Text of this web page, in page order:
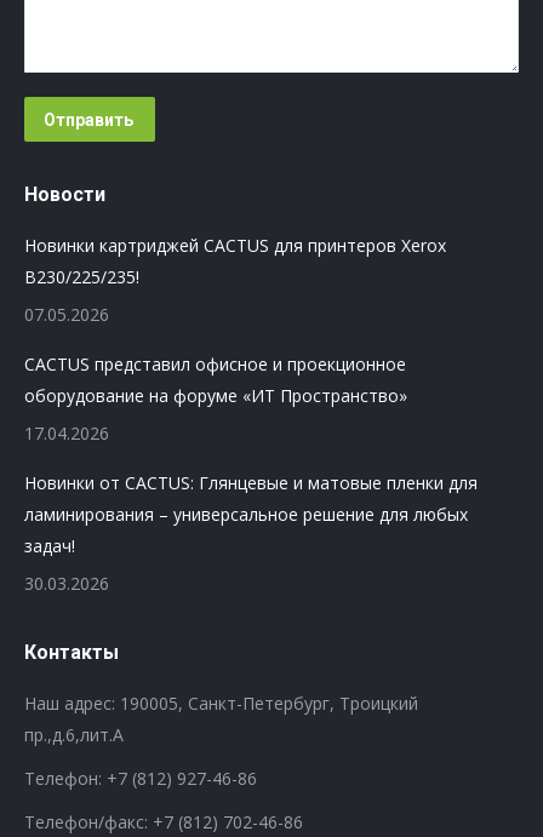
Отправить
Новости
Новинки картриджей CACTUS для принтеров Xerox
B230/225/235!
07.05.2026
CACTUS представил офисное и проекционное
оборудование на форуме «ИТ Пространство»
17.04.2026
Новинки от CACTUS: Глянцевые и матовые пленки для
ламинирования – универсальное решение для любых
задач!
30.03.2026
Контакты
Наш адрес: 190005, Санкт-Петербург, Троицкий
пр.,д.6,лит.А
Телефон: +7 (812) 927-46-86
Телефон/факс: +7 (812) 702-46-86